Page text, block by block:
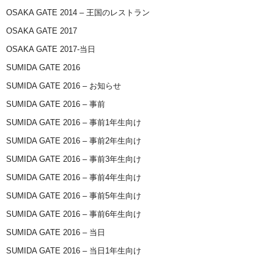
OSAKA GATE 2014 – 王国のレストラン
OSAKA GATE 2017
OSAKA GATE 2017-当日
SUMIDA GATE 2016
SUMIDA GATE 2016 – お知らせ
SUMIDA GATE 2016 – 事前
SUMIDA GATE 2016 – 事前1年生向け
SUMIDA GATE 2016 – 事前2年生向け
SUMIDA GATE 2016 – 事前3年生向け
SUMIDA GATE 2016 – 事前4年生向け
SUMIDA GATE 2016 – 事前5年生向け
SUMIDA GATE 2016 – 事前6年生向け
SUMIDA GATE 2016 – 当日
SUMIDA GATE 2016 – 当日1年生向け